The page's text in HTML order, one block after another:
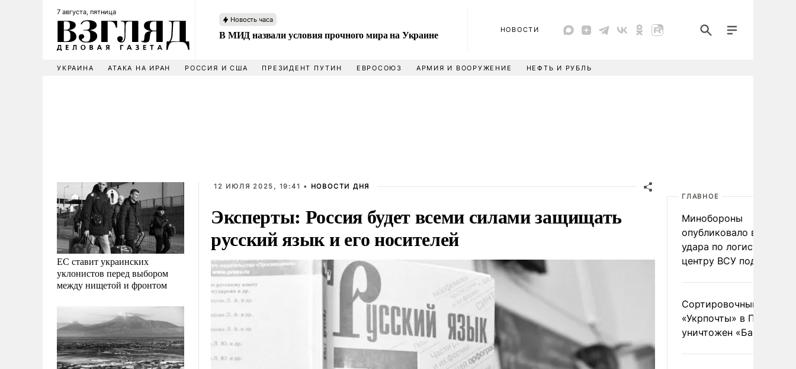
7 августа, пятница
Новость часа
В МИД назвали условия прочного мира на Украине НОВОСТИ
УКРАИНА АТАКА НА ИРАН РОССИЯ И США ПРЕЗИДЕНТ ПУТИН ЕВРОСОЮЗ АРМИЯ И ВООРУЖЕНИЕ НЕФТЬ И РУБЛЬ
ЕС ставит украинских
уклонистов перед выбором
между нищетой и фронтом
12 ИЮЛЯ 2025, 19:41 • НОВОСТИ ДНЯ
Эксперты: Россия будет всеми силами защищать
русский язык и его носителей
ГЛАВНОЕ
Минобороны
опубликовало видео
удара по
центру ВСУ под Киевом
Сортировочный пункт
«Укрпочты» в
уничтожен